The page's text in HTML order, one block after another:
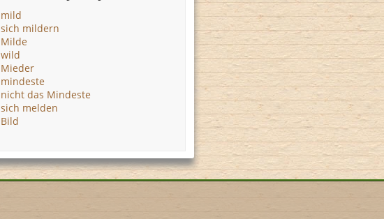
mild
sich mildern
Milde
wild
Mieder
mindeste
nicht das Mindeste
sich melden
Bild